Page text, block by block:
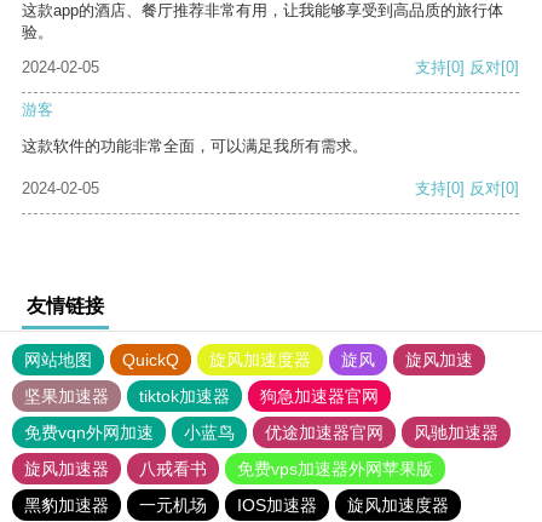
这款app的酒店、餐厅推荐非常有用，让我能够享受到高品质的旅行体
验。
2024-02-05
支持[0] 反对[0]
游客
这款软件的功能非常全面，可以满足我所有需求。
2024-02-05 支持[0] 反对[0]
友情链接
网站地图 QuickQ 旋风加速度器 旋风
旋风加速
坚果加速器
tiktok加速器
狗急加速器官网
免费vqn外网加速
小蓝鸟 优途加速器官网
风驰加速器
旋风加速器
八戒看书
免费vps加速器外网苹果版
黑豹加速器
一元机场 IOS加速器 旋风加速度器